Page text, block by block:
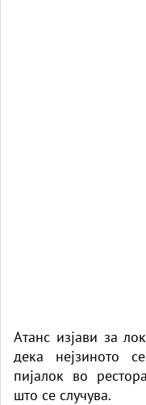
Атанс изјави за
дека нејзиното
пијалок во
што се случува.